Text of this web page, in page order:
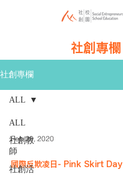
社創專欄
社創專欄
ALL
社創教
師
社創活
ALL
Feb 29, 2020
國際反欺凌日- Pink Skirt Day